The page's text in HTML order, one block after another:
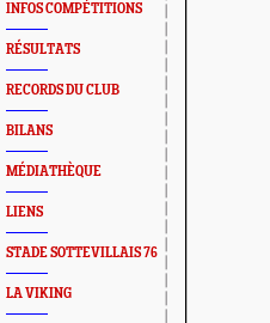
INFOS COMPÉTITIONS
RÉSULTATS
RECORDS DU CLUB
BILANS
MÉDIATHÈQUE
LIENS
STADE SOTTEVILLAIS 76
LA VIKING